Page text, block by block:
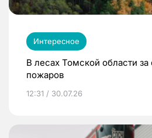
Интересное
В лесах Томской области за
пожаров
12:31 / 30.07.26